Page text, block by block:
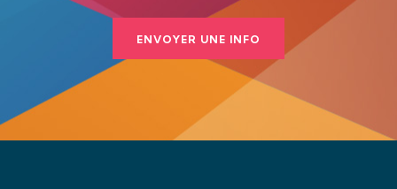
ENVOYER UNE INFO